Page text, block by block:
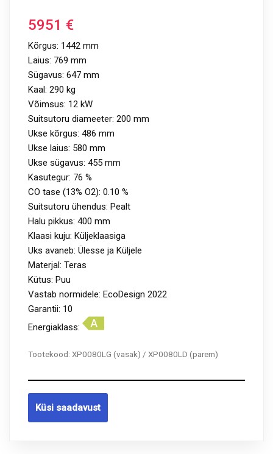
5951 €
Kõrgus: 1442 mm
Laius: 769 mm
Sügavus: 647 mm
Kaal: 290 kg
Võimsus: 12 kW
Suitsutoru diameeter: 200 mm
Ukse kõrgus: 486 mm
Ukse laius: 580 mm
Ukse sügavus: 455 mm
Kasutegur: 76 %
CO tase (13% O2): 0.10 %
Suitsutoru ühendus: Pealt
Halu pikkus: 400 mm
Klaasi kuju: Küljeklaasiga
Uks avaneb: Ülesse ja Küljele
Materjal: Teras
Kütus: Puu
Vastab normidele: EcoDesign 2022
Garantii: 10
Energiaklass:
Tootekood: XP0080LG (vasak) / XP0080LD (parem)
Küsi saadavust